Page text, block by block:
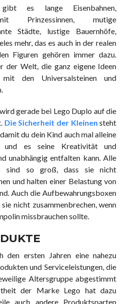
es lange Eisenbahnen,
Prinzessinnen, mutige
Städte, lustige Bauernhöfe,
mehr, das es auch in der realen
Figuren gehören immer dazu.
der Welt, die ganz eigene Ideen
den Universalsteinen und
gerade bei Lego Duplo auf die
Die Sicherheit der Kleinen steht
du dein Kind auch mal alleine
und es seine Kreativität und
unabhängig entfalten kann. Alle
sind so groß, dass sie nicht
und halten einer Belastung von
Auch die Aufbewahrungsboxen
nicht zusammenbrechen, wenn
missbrauchen sollte.
den ersten Jahren eine nahezu
und Serviceleistungen, die
Altersgruppe abgestimmt
der Marke Lego hat dazu
auch andere Produktsparten